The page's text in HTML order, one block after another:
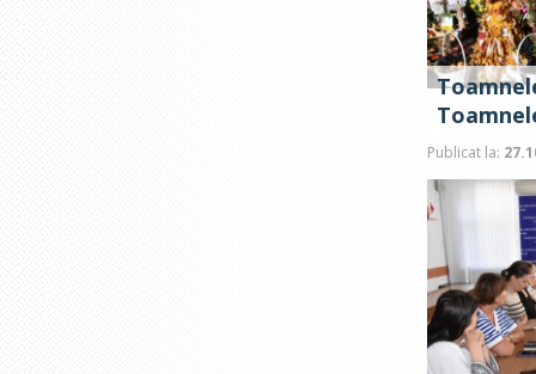
Publicat la: